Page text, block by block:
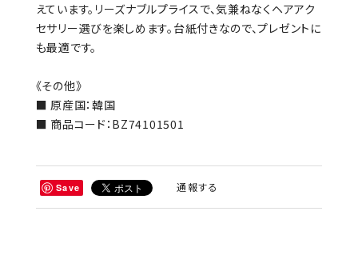
えています。リーズナブルプライスで、気兼ねなくヘアアク
セサリー選びを楽しめます。台紙付きなので、プレゼントに
も最適です。
《その他》
■ 原産国：韓国
■ 商品コード：BZ74101501
Save 通報する